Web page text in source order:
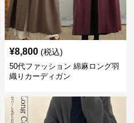
¥8,800 (税込)
50代ファッション 綿麻ロング羽
織りカーディガン